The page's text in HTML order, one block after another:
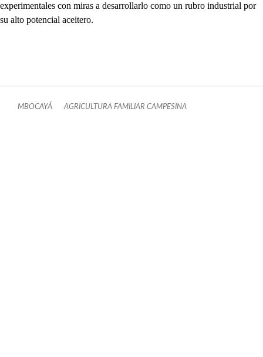
experimentales con miras a desarrollarlo como un rubro industrial por
su alto potencial aceitero.
MBOCAYÁ AGRICULTURA FAMILIAR CAMPESINA